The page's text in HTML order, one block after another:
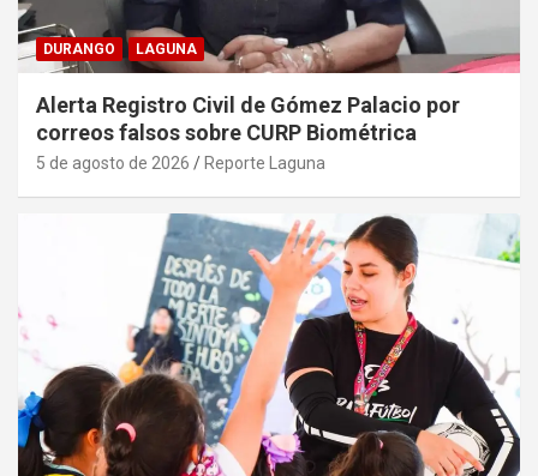
DURANGO LAGUNA
Alerta Registro Civil de Gómez Palacio por
correos falsos sobre CURP Biométrica
5 de agosto de 2026 Reporte Laguna